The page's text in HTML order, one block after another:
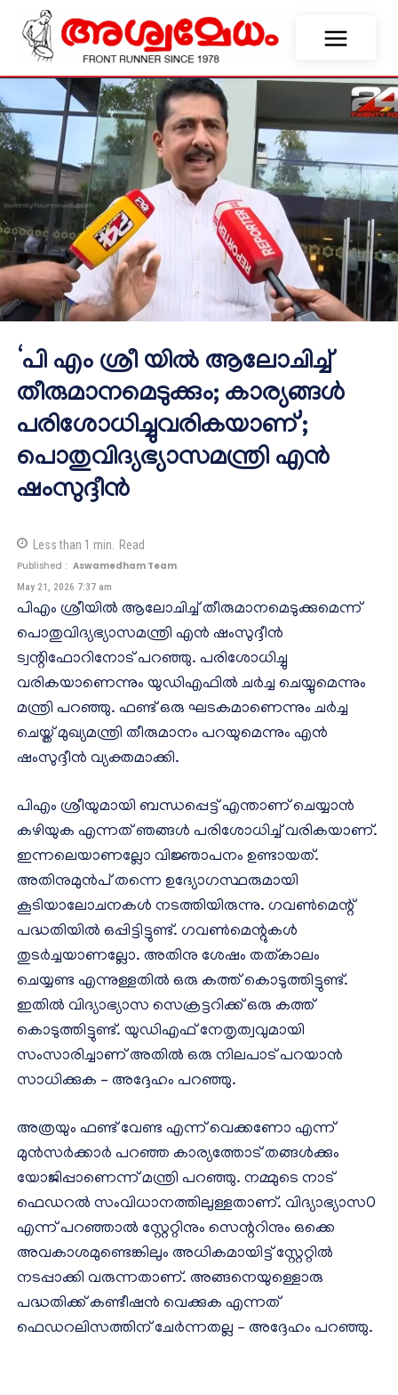
‘പി എം ശ്രീ യില്‍ ആലോചിച്ച്
തീരുമാനമെടുക്കും; കാര്യങ്ങള്‍
പരിശോധിച്ചുവരികയാണ്’;
പൊതുവിദ്യഭ്യാസമന്ത്രി എന്‍
ഷംസുദ്ദീന്‍
Less than 1 min. Read
Published : Aswamedham Team
May 21, 2026 7:37 am
പിഎം ശ്രീയില്‍ ആലോചിച്ച് തീരുമാനമെടുക്കുമെന്ന്
പൊതുവിദ്യഭ്യാസമന്ത്രി എന്‍ ഷംസുദ്ദീന്‍
ട്വന്റിഫോറിനോട് പറഞ്ഞു. പരിശോധിച്ചു
വരികയാണെന്നും യുഡിഎഫില്‍ ചര്‍ച്ച ചെയ്യുമെന്നും
മന്ത്രി പറഞ്ഞു. ഫണ്ട് ഒരു ഘടകമാണെന്നും ചര്‍ച്ച
ചെയ്ത് മുഖ്യമന്ത്രി തീരുമാനം പറയുമെന്നും എന്‍
ഷംസുദ്ദീന്‍ വ്യക്തമാക്കി.
പിഎം ശ്രീയുമായി ബന്ധപ്പെട്ട് എന്താണ് ചെയ്യാന്‍
കഴിയുക എന്നത് ഞങ്ങള്‍ പരിശോധിച്ച് വരികയാണ്.
ഇന്നലെയാണല്ലോ വിജ്ഞാപനം ഉണ്ടായത്.
അതിനുമുന്‍പ് തന്നെ ഉദ്യോഗസ്ഥരുമായി
കൂടിയാലോചനകള്‍ നടത്തിയിരുന്നു. ഗവണ്‍മെന്റ്
പദ്ധതിയില്‍ ഒപ്പിട്ടിട്ടുണ്ട്. ഗവണ്‍മെന്റുകള്‍
തുടര്‍ച്ചയാണല്ലോ. അതിനു ശേഷം തത്കാലം
ചെയ്യണ്ട എന്നുള്ളതില്‍ ഒരു കത്ത് കൊടുത്തിട്ടുണ്ട്.
ഇതില്‍ വിദ്യാഭ്യാസ സെക്രട്ടറിക്ക് ഒരു കത്ത്
കൊടുത്തിട്ടുണ്ട്. യുഡിഎഫ് നേതൃത്വവുമായി
സംസാരിച്ചാണ് അതില്‍ ഒരു നിലപാട് പറയാന്‍
സാധിക്കുക – അദ്ദേഹം പറഞ്ഞു.
അത്രയും ഫണ്ട് വേണ്ട എന്ന് വെക്കണോ എന്ന്
മുന്‍സര്‍ക്കാര്‍ പറഞ്ഞ കാര്യത്തോട് തങ്ങള്‍ക്കും
യോജിപ്പാണെന്ന് മന്ത്രി പറഞ്ഞു. നമ്മുടെ നാട്
ഫെഡറല്‍ സംവിധാനത്തിലുള്ളതാണ്. വിദ്യാഭ്യാസ0
എന്ന് പറഞ്ഞാല്‍ സ്റ്റേറ്റിനും സെന്ററിനും ഒക്കെ
അവകാശമുണ്ടെങ്കിലും അധികമായിട്ട് സ്റ്റേറ്റില്‍
നടപ്പാക്കി വരുന്നതാണ്. അങ്ങനെയുള്ളൊരു
പദ്ധതിക്ക് കണ്ടീഷന്‍ വെക്കുക എന്നത്
ഫെഡറലിസത്തിന് ചേര്‍ന്നതല്ല – അദ്ദേഹം പറഞ്ഞു.